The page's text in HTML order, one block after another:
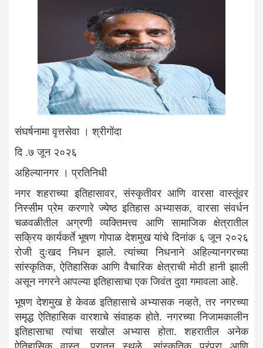
संघर्षनामा वृत्तसेवा । श्रीगोंदा
दि .७ जून २०२६
अहिल्यानगर । प्रतिनिधी
नगर शहराच्या इतिहासावर, संस्कृतीवर आणि वारसा वास्तूंवर
निस्सीम प्रेम करणारे ज्येष्ठ इतिहास अभ्यासक, वारसा संवर्धन
चळवळीतील अग्रणी व्यक्तिमत्त्व आणि सामाजिक क्षेत्रातील
सक्रिय कार्यकर्ते भूषण गोपाळ देशमुख यांचे दिनांक ६ जून २०२६
रोजी दुःखद निधन झाले. त्यांच्या निधनाने अहिल्यानगरच्या
सांस्कृतिक, ऐतिहासिक आणि वैचारिक क्षेत्राची मोठी हानी झाली
असून नगरने आपल्या इतिहासाचा एक जिवंत दुवा गमावला आहे.
भूषण देशमुख हे केवळ इतिहासाचे अभ्यासक नव्हते, तर नगरच्या
समृद्ध ऐतिहासिक वारशाचे संवाहक होते. नगरच्या निजामकालीन
इतिहासाचा त्यांचा सखोल अभ्यास होता. शहरातील अनेक